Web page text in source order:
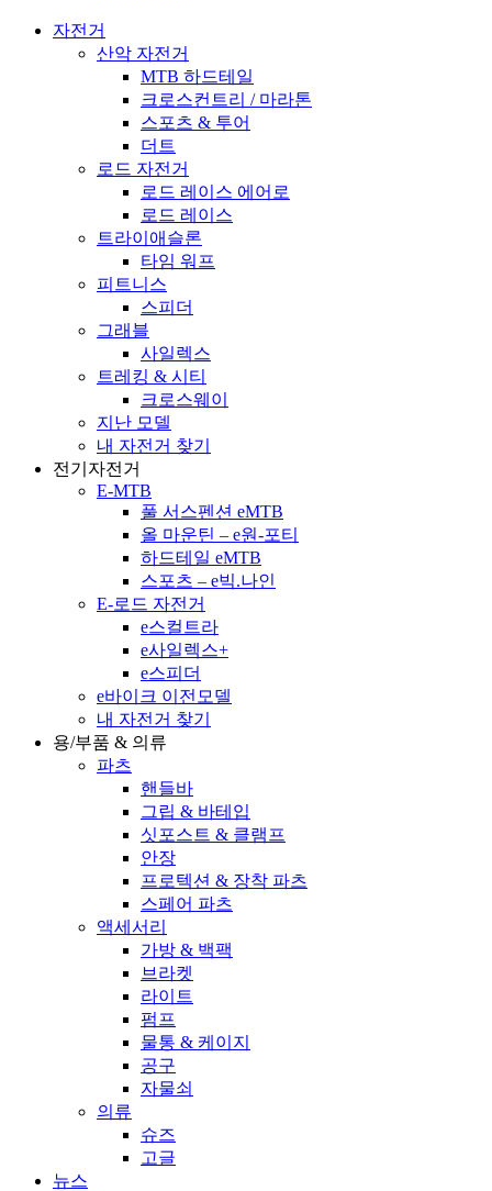
자전거
산악 자전거
MTB 하드테일
크로스컨트리 / 마라톤
스포츠 & 투어
더트
로드 자전거
로드 레이스 에어로
로드 레이스
트라이애슬론
타임 워프
피트니스
스피더
그래블
사일렉스
트레킹 & 시티
크로스웨이
지난 모델
내 자전거 찾기
전기자전거
E-MTB
풀 서스펜션 eMTB
올 마운틴 – e원-포티
하드테일 eMTB
스포츠 – e빅.나인
E-로드 자전거
e스컬트라
e사일렉스+
e스피더
e바이크 이전모델
내 자전거 찾기
용/부품 & 의류
파츠
핸들바
그립 & 바테입
싯포스트 & 클램프
안장
프로텍션 & 장착 파츠
스페어 파츠
액세서리
가방 & 백팩
브라켓
라이트
펌프
물통 & 케이지
공구
자물쇠
의류
슈즈
고글
뉴스